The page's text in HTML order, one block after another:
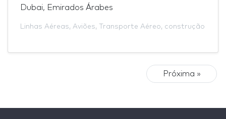
Dubai, Emirados Árabes
Linhas Aéreas, Aviões, Transporte Aéreo, construção
Próxima »